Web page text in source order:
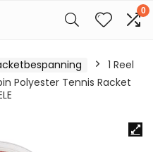
0
1 Reel
Polyester Tennis Racket